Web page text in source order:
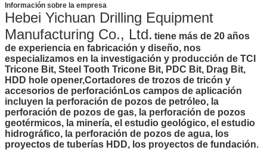
PRESENTACIóN
Información sobre la empresa
Hebei Yichuan Drilling Equipment
Manufacturing Co., Ltd. tiene más de 20 años
de experiencia en fabricación y diseño, nos
especializamos en la investigación y producción de TCI
Tricone Bit, Steel Tooth Tricone Bit, PDC Bit, Drag Bit,
HDD hole opener,Cortadores de trozos de tricón y
accesorios de perforaciónLos campos de aplicación
incluyen la perforación de pozos de petróleo, la
perforación de pozos de gas, la perforación de pozos
geotérmicos, la minería, el estudio geológico, el estudio
hidrográfico, la perforación de pozos de agua, los
proyectos de tuberías HDD, los proyectos de fundación.